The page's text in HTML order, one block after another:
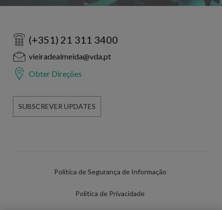
(+351) 21 311 3400
vieiradealmeida@vda.pt
Obter Direções
SUBSCREVER UPDATES
Política de Segurança de Informação
Política de Privacidade